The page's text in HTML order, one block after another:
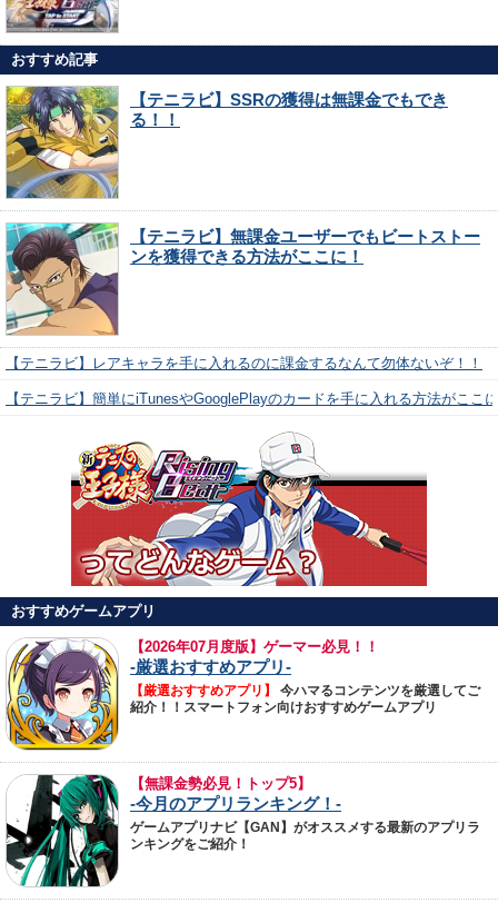
おすすめ記事
【テニラビ】SSRの獲得は無課金でもでき
る！！
【テニラビ】無課金ユーザーでもビートストー
ンを獲得できる方法がここに！
【テニラビ】レアキャラを手に入れるのに課金するなんて勿体ないぞ！！
【テニラビ】簡単にiTunesやGooglePlayのカードを手に入れる方法がここ
おすすめゲームアプリ
【2026年07月度版】ゲーマー必見！！
-厳選おすすめアプリ-
【厳選おすすめアプリ】
今ハマるコンテンツを厳選してご
紹介！！スマートフォン向けおすすめゲームアプリ
【無課金勢必見！トップ5】
-今月のアプリランキング！-
ゲームアプリナビ【GAN】がオススメする最新のアプリラ
ンキングをご紹介！